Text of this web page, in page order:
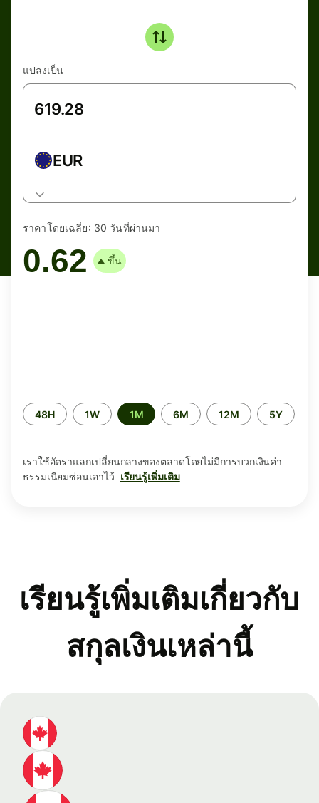
แปลงเป็น
EUR
ราคาโดยเฉลี่ย: 30 วันที่ผ่านมา
0.62 ขึ้น
ระยะ
เวลา
48H 1W 1M 6M 12M 5Y
เราใช้อัตราแลกเปลี่ยนกลางของตลาดโดยไม่มีการบวกเงินค่า
ธรรมเนียมซ่อนเอาไว้ เรียนรู้เพิ่มเติม
เรียนรู้เพิ่มเติมเกี่ยวกับ
สกุลเงินเหล่านี้